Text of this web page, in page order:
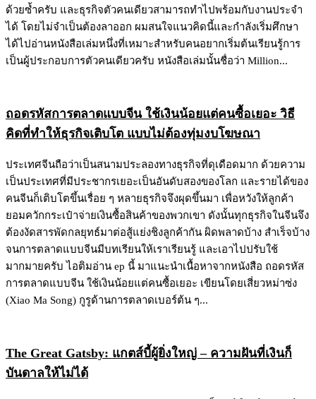
ด้วยซ้ำครับ และธุรกิจตัวคนเดียวสามารถทำไปพร้อมกับงานประจำ
ได้ โดยไม่จำเป็นต้องลาออก ผมสนใจแนวคิดนี้และกำลังเริ่มศึกษา
ได้ไปอ่านหนังสือเล่มหนึ่งที่เหมาะสำหรับคนอยากเริ่มต้นเรียนรู้การ
เป็นผู้ประกอบการตัวคนเดียวครับ หนังสือเล่มนั้นชื่อว่า Million...
ถอดรหัสการตลาดแบบจีน ใช้เงินน้อยแต่คนซื้อเยอะ วิธี
คิดที่ทำให้ธุรกิจเติบโต แบบไม่ต้องทุ่มงบโฆษณา
ประเทศจีนถือว่าเป็นสนามประลองทางธุรกิจที่ดุเดือดมาก ด้วยความ
เป็นประเทศที่มีประชากรเยอะเป็นอันดับสองของโลก และรายได้ของ
คนจีนก็เติบโตขึ้นเรื่อย ๆ หลายธุรกิจจึงผุดขึ้นมา เพื่อหวังให้ลูกค้า
ยอมควักกระเป๋าจ่ายเงินซื้อสินค้าของพวกเขา ดังนั้นทุกธุรกิจในจีนจึง
ต้องงัดสารพัดกลยุทธ์มาต่อสู้แย่งชิงลูกค้ากัน ผิดพลาดบ้าง สำเร็จบ้าง
จนการตลาดแบบจีนมีบทเรียนให้เราเรียนรู้ และเอาไปปรับใช้
มากมายครับ ไอติมอ่าน ep นี้ มาแนะนำเนื้อหาจากหนังสือ ถอดรหัส
การตลาดแบบจีน ใช้เงินน้อยแต่คนซื้อเยอะ เขียนโดยเสี่ยวหม่าซ่ง
(Xiao Ma Song) กูรูด้านการตลาดเบอร์ต้น ๆ...
The Great Gatsby: แกตส์บี้ผู้ยิ่งใหญ่ – ความฝันที่เงินก็
บันดาลให้ไม่ได้